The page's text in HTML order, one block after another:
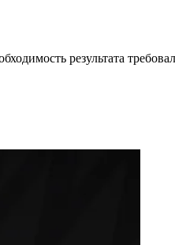
результата